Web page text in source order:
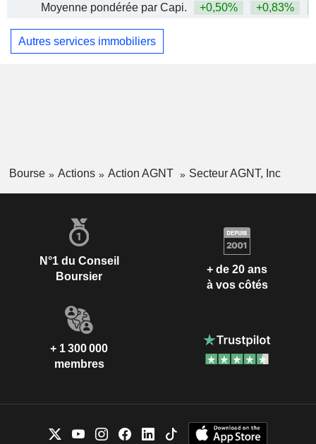
Moyenne pondérée par Capi.
+0,50% +0,83%
Autres services immobiliers
Bourse Actions Action AGNT Secteur AGNT, Inc
N°1 du Conseil
Boursier
+ de 20 ans
à vos côtés
+ 1 300 000
membres